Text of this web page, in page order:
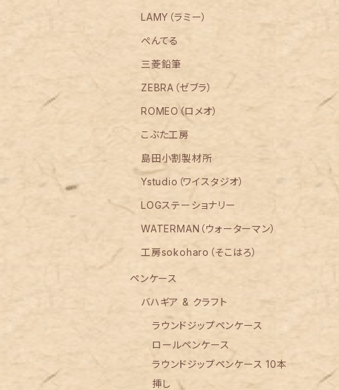
LAMY（ラミー）
ぺんてる
三菱鉛筆
ZEBRA（ゼブラ）
ROMEO（ロメオ）
こぶた工房
島田小割製材所
Ystudio（ワイスタジオ）
LOGステーショナリー
WATERMAN（ウォーターマン）
工房sokoharo（そこはろ）
ペンケース
バハギア & クラフト
ラウンドジップペンケース
ロールペンケース
ラウンドジップペンケース 10本
挿し